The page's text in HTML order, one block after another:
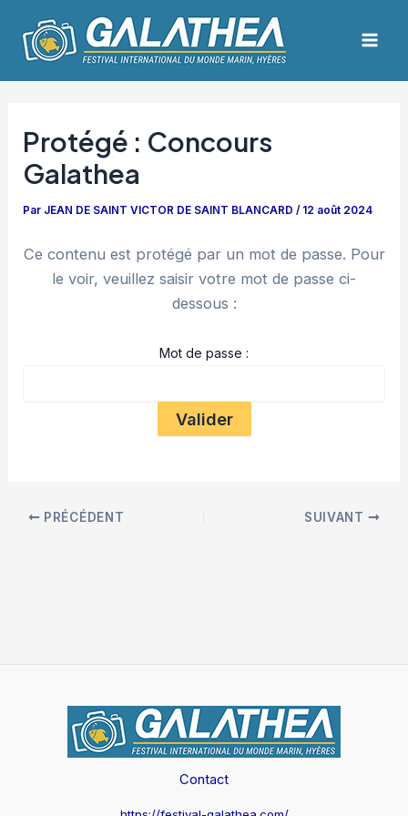
contenu
Protégé : Concours
Galathea
Par JEAN DE SAINT VICTOR DE SAINT BLANCARD/ 12 août 2024
Ce contenu est protégé par un mot de passe. Pour
le voir, veuillez saisir votre mot de passe ci-
dessous :
Mot de passe :
des
articles
PRÉCÉDENT SUIVANT
Contact